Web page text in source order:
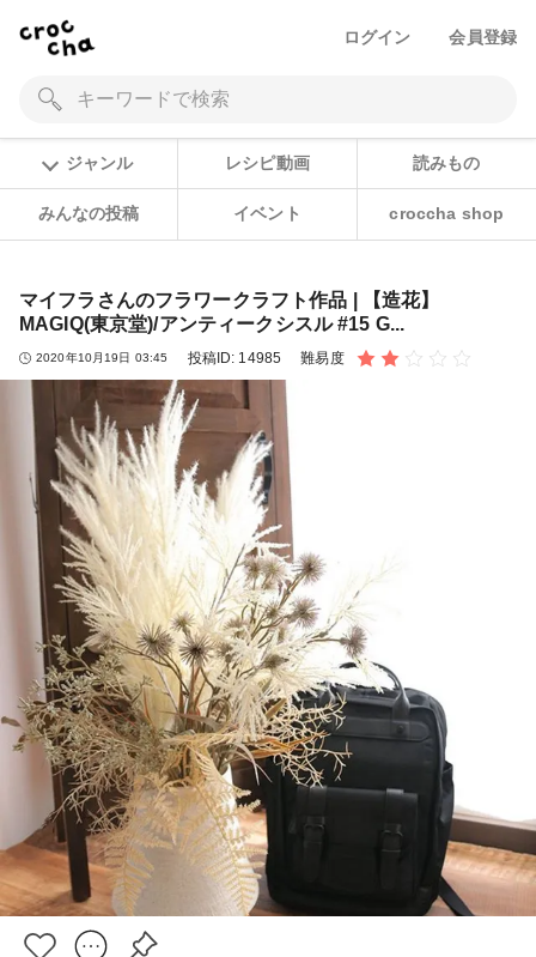
ログイン 会員登録
ジャンル レシピ動画 読みもの
みんなの投稿 イベント croccha shop
マイフラさんのフラワークラフト作品 | 【造花】
MAGIQ(東京堂)/アンティークシスル #15 G...
2020年10月19日 03:45 投稿ID: 14985 難易度